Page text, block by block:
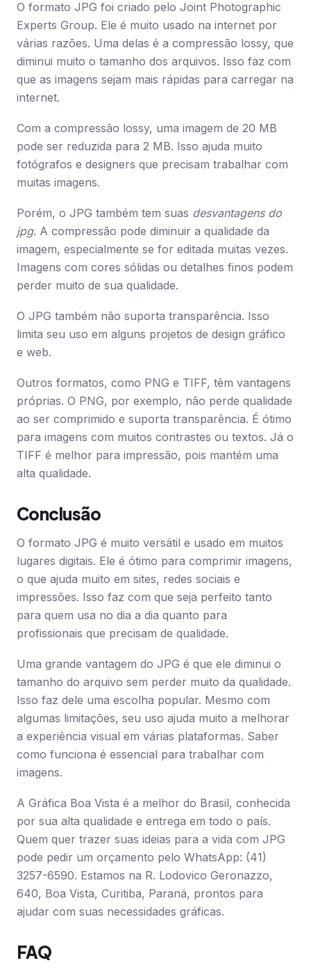
O formato JPG foi criado pelo Joint Photographic
Experts Group. Ele é muito usado na internet por
várias razões. Uma delas é a compressão lossy, que
diminui muito o tamanho dos arquivos. Isso faz com
que as imagens sejam mais rápidas para carregar na
internet.
Com a compressão lossy, uma imagem de 20 MB
pode ser reduzida para 2 MB. Isso ajuda muito
fotógrafos e designers que precisam trabalhar com
muitas imagens.
Porém, o JPG também tem suas desvantagens do
jpg. A compressão pode diminuir a qualidade da
imagem, especialmente se for editada muitas vezes.
Imagens com cores sólidas ou detalhes finos podem
perder muito de sua qualidade.
O JPG também não suporta transparência. Isso
limita seu uso em alguns projetos de design gráfico
e web.
Outros formatos, como PNG e TIFF, têm vantagens
próprias. O PNG, por exemplo, não perde qualidade
ao ser comprimido e suporta transparência. É ótimo
para imagens com muitos contrastes ou textos. Já o
TIFF é melhor para impressão, pois mantém uma
alta qualidade.
Conclusão
O formato JPG é muito versátil e usado em muitos
lugares digitais. Ele é ótimo para comprimir imagens,
o que ajuda muito em sites, redes sociais e
impressões. Isso faz com que seja perfeito tanto
para quem usa no dia a dia quanto para
profissionais que precisam de qualidade.
Uma grande vantagem do JPG é que ele diminui o
tamanho do arquivo sem perder muito da qualidade.
Isso faz dele uma escolha popular. Mesmo com
algumas limitações, seu uso ajuda muito a melhorar
a experiência visual em várias plataformas. Saber
como funciona é essencial para trabalhar com
imagens.
A Gráfica Boa Vista é a melhor do Brasil, conhecida
por sua alta qualidade e entrega em todo o país.
Quem quer trazer suas ideias para a vida com JPG
pode pedir um orçamento pelo WhatsApp: (41)
3257-6590. Estamos na R. Lodovico Geronazzo,
640, Boa Vista, Curitiba, Paraná, prontos para
ajudar com suas necessidades gráficas.
FAQ